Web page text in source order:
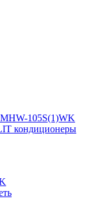
105S(1)WK
кондиционеры